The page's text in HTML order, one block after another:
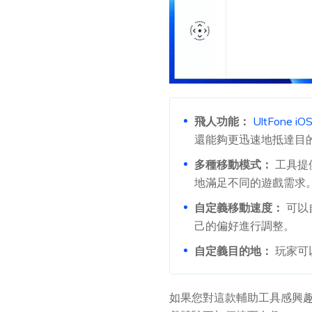
飛人功能： UltFone
還能夠更迅速地抵達目
多種移動模式： 工具提
地滿足不同的遊戲需求
自定義移動速度： 可以
己的偏好進行調整。
自定義目的地： 玩家可
如果您對這款輔助工具感興